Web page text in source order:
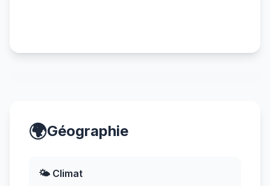
🌍Géographie
🌤️ Climat